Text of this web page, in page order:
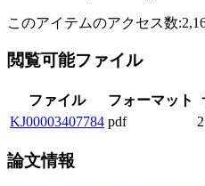
このアイテムのアクセス数:
閲覧可能ファイル
ファイル フォーマット
KJ00003407784 pdf
論文情報